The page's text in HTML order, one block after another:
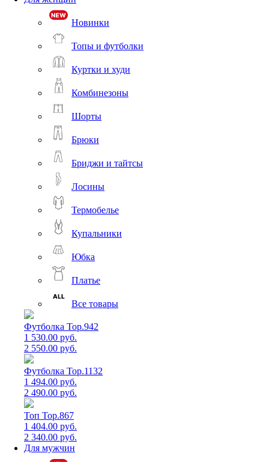
Новинки
Топы и футболки
Куртки и худи
Комбинезоны
Шорты
Брюки
Бриджи и тайтсы
Лосины
Термобелье
Купальники
Юбка
Платье
Все товары
Футболка Top.942
1 530.00 руб.
2 550.00 руб.
Футболка Top.1132
1 494.00 руб.
2 490.00 руб.
Топ Top.867
1 404.00 руб.
2 340.00 руб.
Для мужчин